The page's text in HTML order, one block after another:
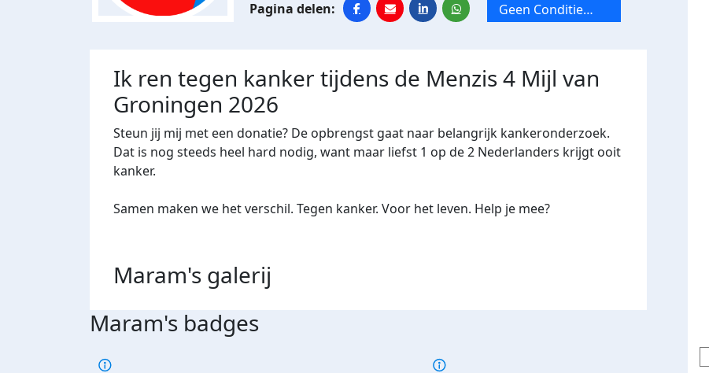
Geen Conditie
Veel Commitment
Ik ren tegen kanker tijdens de Menzis 4 Mijl van
Groningen 2026
Steun jij mij met een donatie? De opbrengst gaat naar belangrijk kankeronderzoek.
Dat is nog steeds heel hard nodig, want maar liefst 1 op de 2 Nederlanders krijgt ooit
kanker.
Samen maken we het verschil. Tegen kanker. Voor het leven. Help je mee?
Maram's galerij
Maram's badges